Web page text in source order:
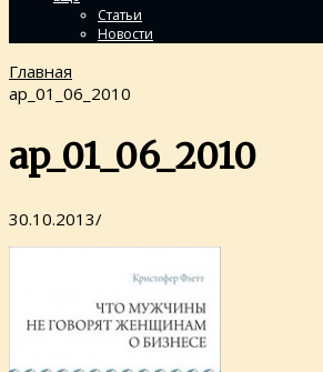
Статьи
Новости
Главная
ap_01_06_2010
ap_01_06_2010
30.10.2013/